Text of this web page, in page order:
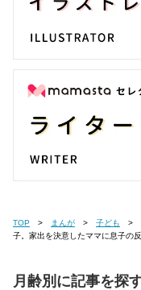
TOP まんが 子ども
子。家出を決意したママに息子の
月齢別に記事を探